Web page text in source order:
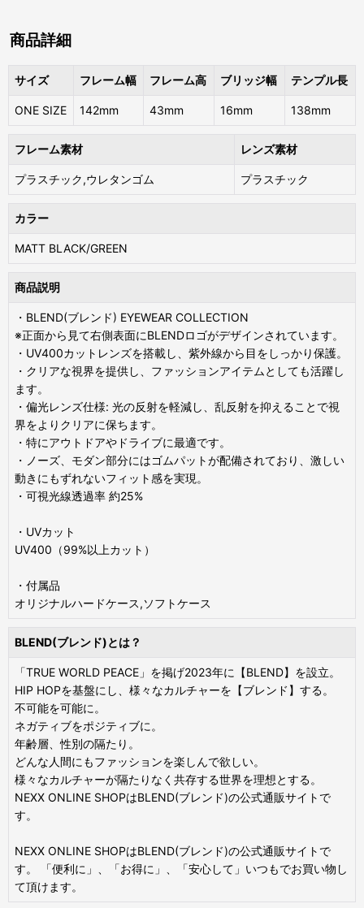
商品詳細
サイズ フレーム幅 フレーム高 ブリッジ幅 テンプル長
ONE SIZE 142mm 43mm 16mm 138mm
フレーム素材 レンズ素材
プラスチック,ウレタンゴム プラスチック
カラー
MATT BLACK/GREEN
商品説明
・BLEND(ブレンド) EYEWEAR COLLECTION
※正面から見て右側表面にBLENDロゴがデザインされています。
・UV400カットレンズを搭載し、紫外線から目をしっかり保護。
・クリアな視界を提供し、ファッションアイテムとしても活躍し
ます。
・偏光レンズ仕様: 光の反射を軽減し、乱反射を抑えることで視
界をよりクリアに保ちます。
・特にアウトドアやドライブに最適です。
・ノーズ、モダン部分にはゴムパットが配備されており、激しい
動きにもずれないフィット感を実現。
・可視光線透過率 約25%
・UVカット
UV400（99%以上カット）
・付属品
オリジナルハードケース,ソフトケース
BLEND(ブレンド)とは？
「TRUE WORLD PEACE」を掲げ2023年に【BLEND】を設立。
HIP HOPを基盤にし、様々なカルチャーを【ブレンド】する。
不可能を可能に。
ネガティブをポジティブに。
年齢層、性別の隔たり。
どんな人間にもファッションを楽しんで欲しい。
様々なカルチャーが隔たりなく共存する世界を理想とする。
NEXX ONLINE SHOPはBLEND(ブレンド)の公式通販サイトで
す。
NEXX ONLINE SHOPはBLEND(ブレンド)の公式通販サイトで
す。 「便利に」、「お得に」、「安心して」いつもでお買い物し
て頂けます。